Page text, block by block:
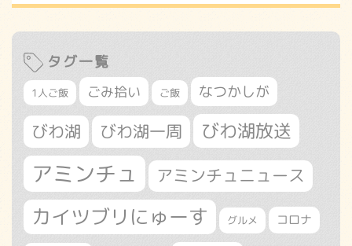
タグ一覧
1人ご飯 ごみ拾い ご飯 なつかしが
びわ湖 びわ湖一周 びわ湖放送
アミンチュ アミンチュニュース
カイツブリにゅーす グルメ コロナ